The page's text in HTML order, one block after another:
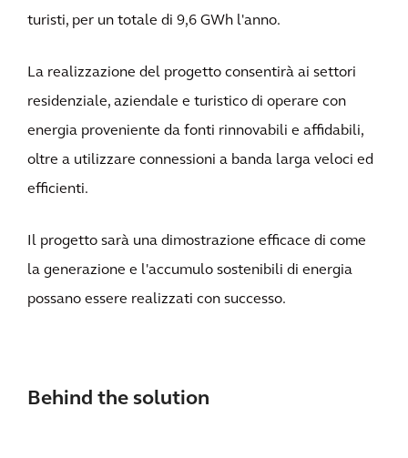
turisti, per un totale di 9,6 GWh l'anno.
La realizzazione del progetto consentirà ai settori
residenziale, aziendale e turistico di operare con
energia proveniente da fonti rinnovabili e affidabili,
oltre a utilizzare connessioni a banda larga veloci ed
efficienti.
Il progetto sarà una dimostrazione efficace di come
la generazione e l'accumulo sostenibili di energia
possano essere realizzati con successo.
Behind the solution